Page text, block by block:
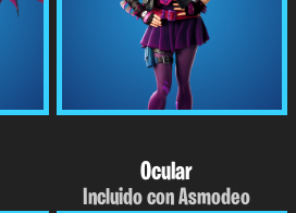
Ocular
Incluido con Asmodeo